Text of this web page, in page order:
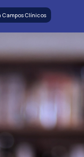
Campos Clínicos